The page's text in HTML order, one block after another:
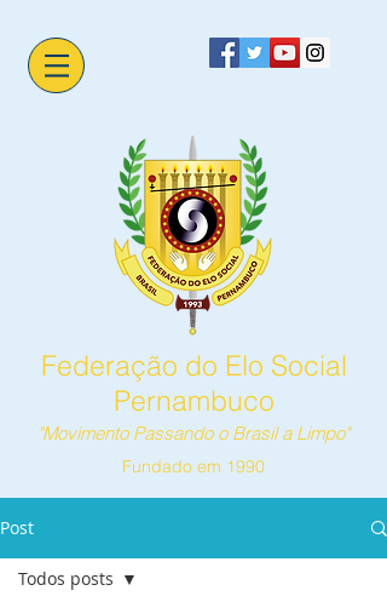
Federação do Elo Social
Pernambuco
"Movimento Passando o Brasil a Limpo"
Fundado em 1990
Post
Todos posts